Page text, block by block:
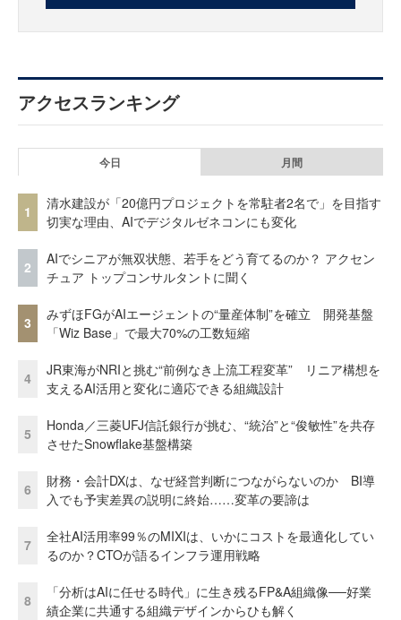
アクセスランキング
今日 月間
1
清水建設が「20億円プロジェクトを常駐者2名で」を目指す
切実な理由、AIでデジタルゼネコンにも変化
2
AIでシニアが無双状態、若手をどう育てるのか？ アクセン
チュア トップコンサルタントに聞く
3
みずほFGがAIエージェントの“量産体制”を確立 開発基盤
「Wiz Base」で最大70%の工数短縮
4
JR東海がNRIと挑む“前例なき上流工程変革” リニア構想を
支えるAI活用と変化に適応できる組織設計
5
Honda／三菱UFJ信託銀行が挑む、“統治”と“俊敏性”を共存
させたSnowflake基盤構築
6
財務・会計DXは、なぜ経営判断につながらないのか BI導
入でも予実差異の説明に終始……変革の要諦は
7
全社AI活用率99％のMIXIは、いかにコストを最適化してい
るのか？CTOが語るインフラ運用戦略
8
「分析はAIに任せる時代」に生き残るFP&A組織像──好業
績企業に共通する組織デザインからひも解く